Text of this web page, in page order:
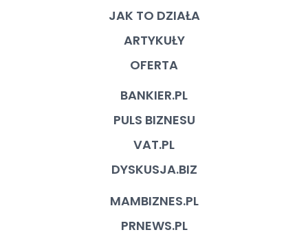
JAK TO DZIAŁA
ARTYKUŁY
OFERTA
BANKIER.PL
PULS BIZNESU
VAT.PL
DYSKUSJA.BIZ
MAMBIZNES.PL
PRNEWS.PL